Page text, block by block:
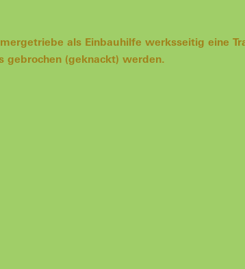
als Einbauhilfe werksseitig eine
gebrochen (geknackt) werden.